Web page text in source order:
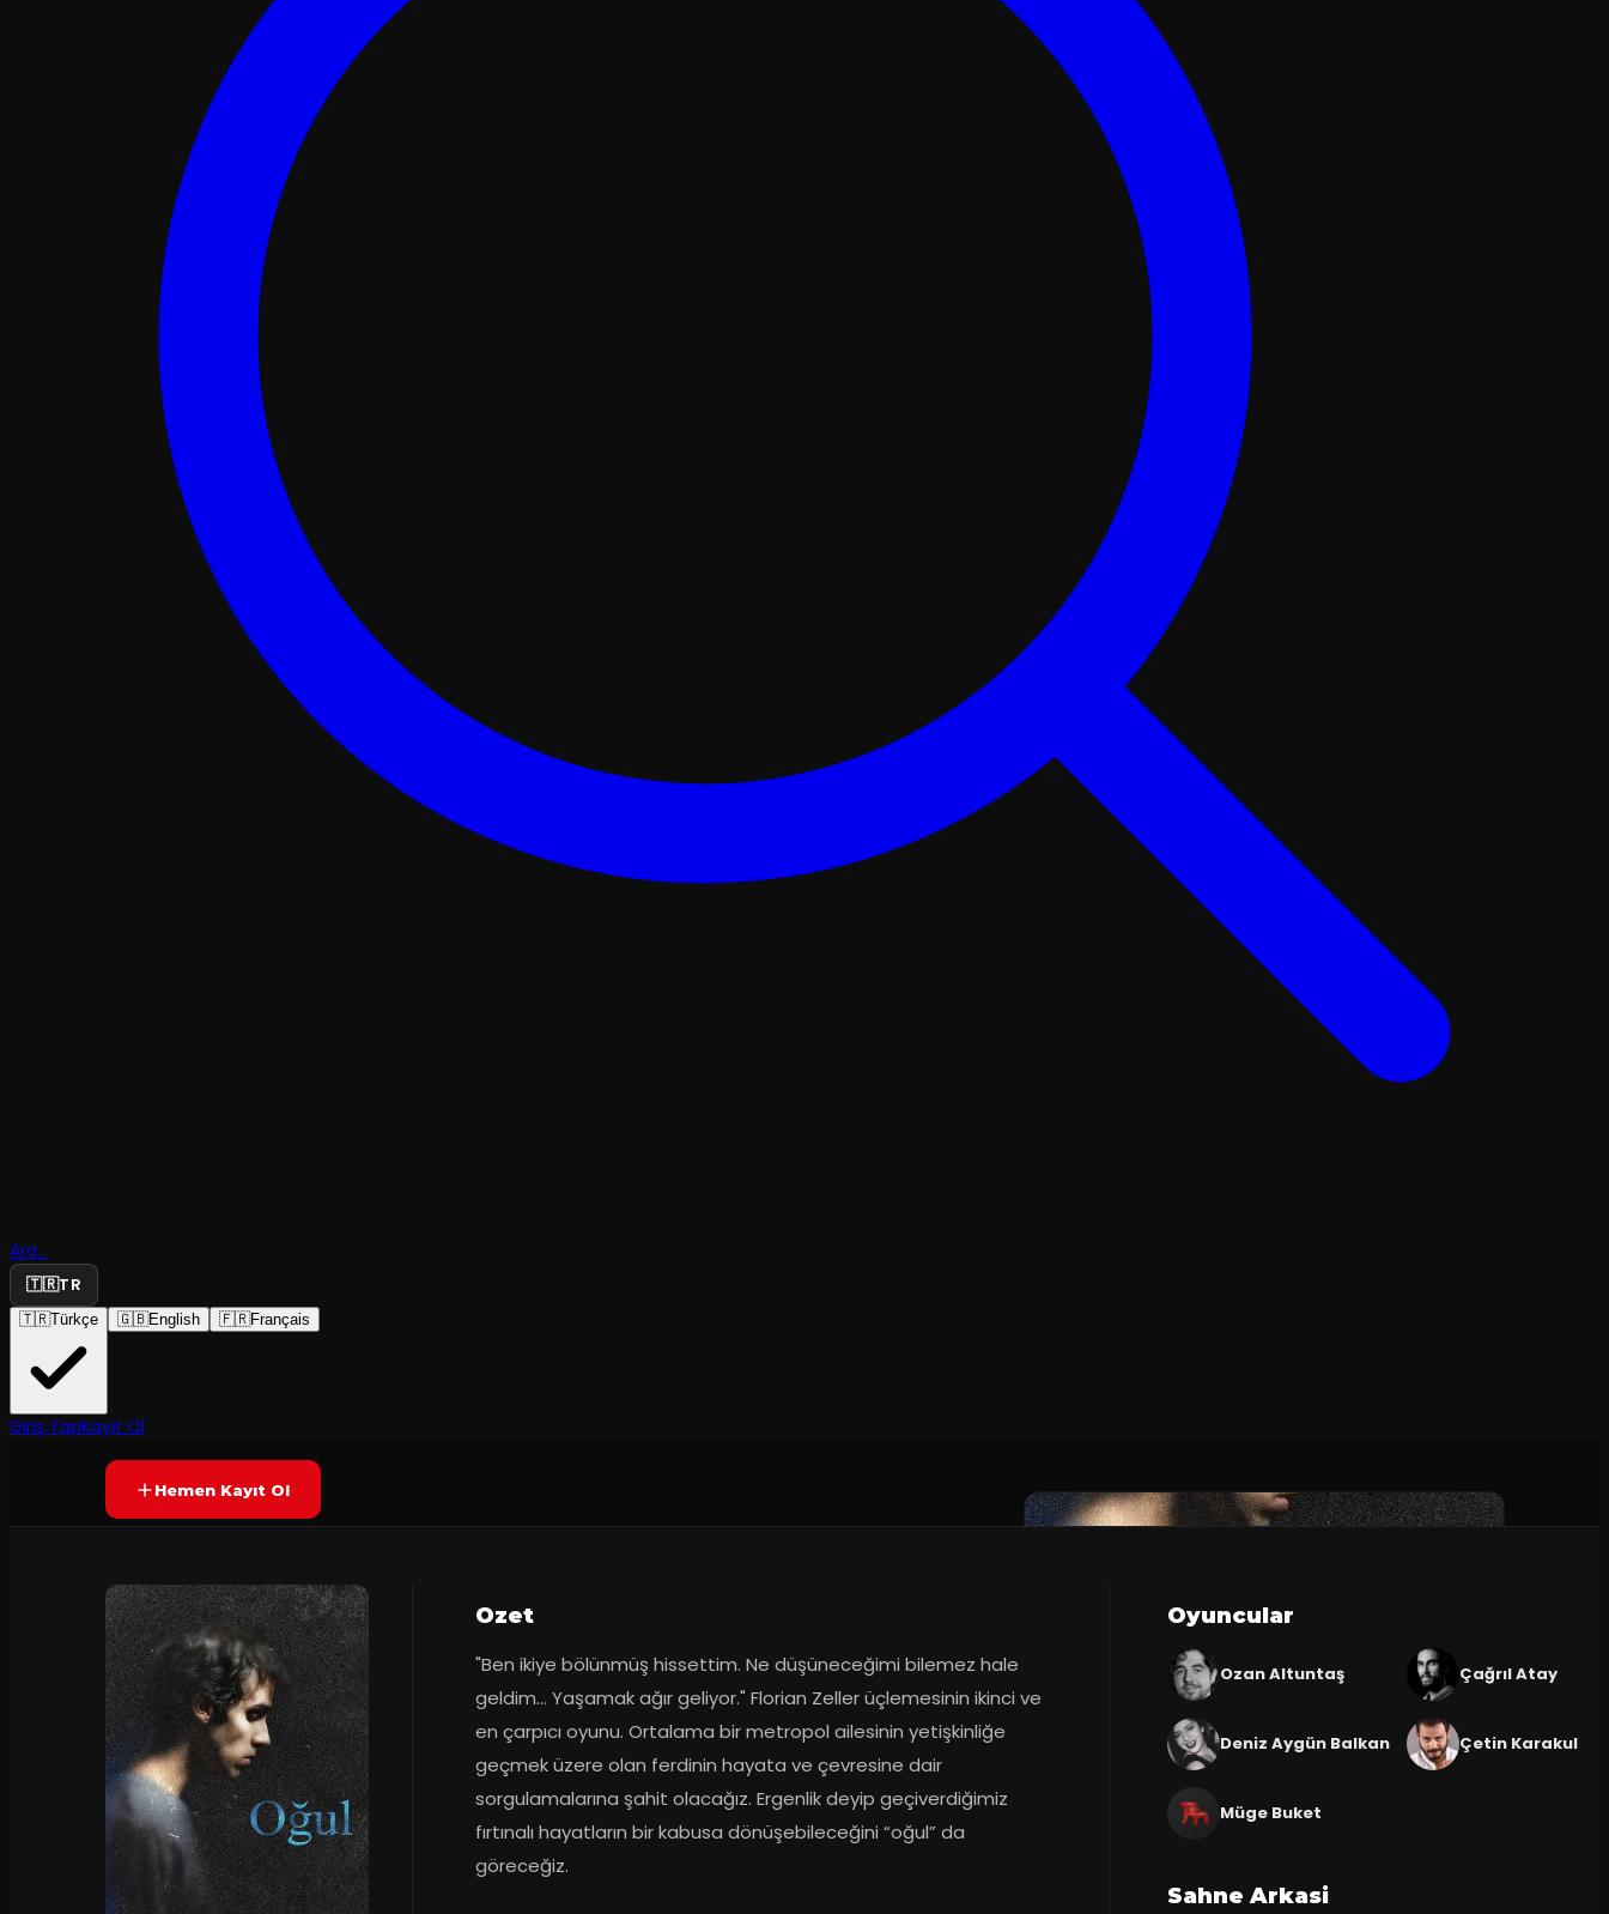
Ara...
🇹🇷TR
🇹🇷Türkçe 🇬🇧English 🇫🇷Français
Giriş YapKayıt Ol
Oğul
YAKINDA
Hemen Kayıt Ol
Ozet
"Ben ikiye bölünmüş hissettim. Ne düşüneceğimi bilemez hale
geldim... Yaşamak ağır geliyor." Florian Zeller üçlemesinin ikinci ve
en çarpıcı oyunu. Ortalama bir metropol ailesinin yetişkinliğe
geçmek üzere olan ferdinin hayata ve çevresine dair
sorgulamalarına şahit olacağız. Ergenlik deyip geçiverdiğimiz
fırtınalı hayatların bir kabusa dönüşebileceğini “oğul” da
göreceğiz.
Oyuncular
Ozan Altuntaş Çağrıl Atay
Deniz Aygün Balkan Çetin Karakul
Müge Buket
Sahne Arkasi